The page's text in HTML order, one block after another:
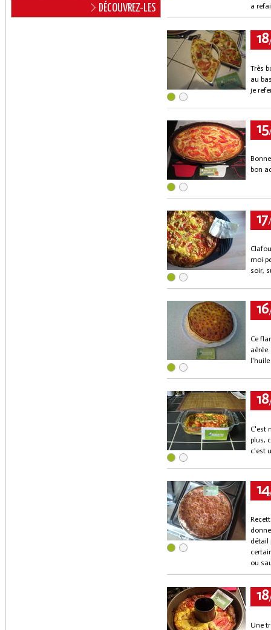
DÉCOUVREZ-LES
a
18
Très
au
je
15
bon
17
moi
soir,
16
Ce
18
C'est
plus,
c'est
14
détail
ou
18
Une